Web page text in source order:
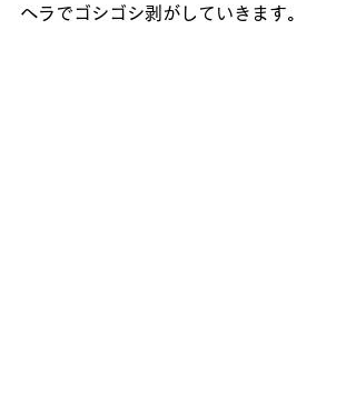
ヘラでゴシゴシ剥がしていきます。